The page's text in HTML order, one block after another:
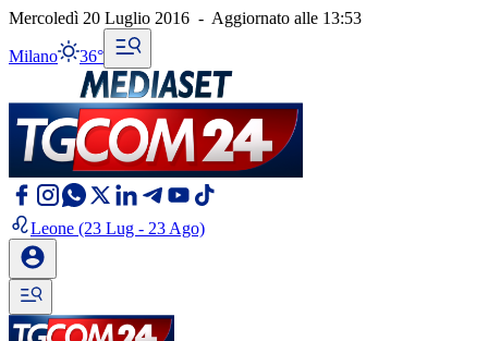
Mercoledì 20 Luglio 2016 - Aggiornato alle 13:53
Milano 36°
Leone (23 Lug - 23 Ago)